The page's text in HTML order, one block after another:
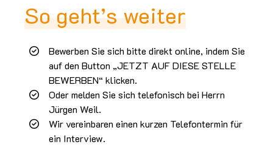
So geht’s weiter
Bewerben Sie sich bitte direkt online, indem Sie
auf den Button „JETZT AUF DIESE STELLE
BEWERBEN“ klicken.
Oder melden Sie sich telefonisch bei Herrn
Jürgen Weil.
Wir vereinbaren einen kurzen Telefontermin für
ein Interview.